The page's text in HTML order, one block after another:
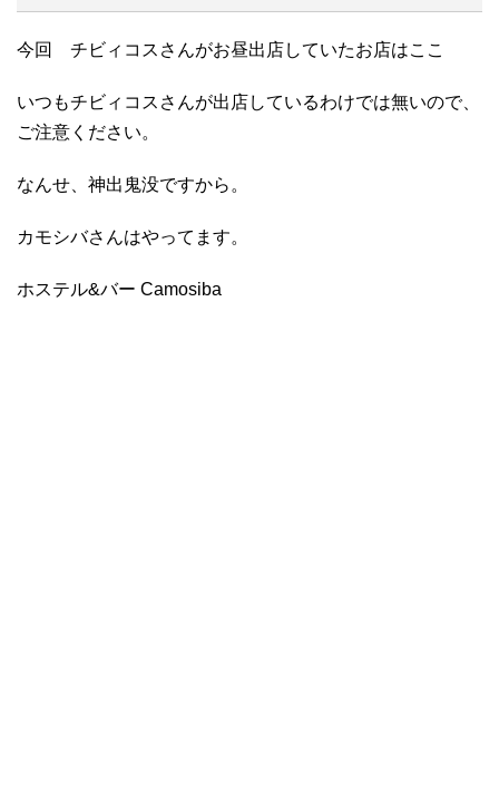
今回 チビィコスさんがお昼出店していたお店はここ
いつもチビィコスさんが出店しているわけでは無いので、
ご注意ください。
なんせ、神出鬼没ですから。
カモシバさんはやってます。
ホステル&バー Camosiba